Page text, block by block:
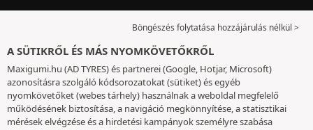
Böngészés folytatása hozzájárulás nélkül >
A SÜTIKRŐL ÉS MÁS NYOMKÖVETŐKRŐL
Maxigumi.hu (AD TYRES) és partnerei (Google, Hotjar, Microsoft)
azonosításra szolgáló kódsorozatokat (sütiket) és egyéb
nyomkövetőket (webes tárhely) használnak a weboldal megfelelő
működésének biztosítása, a navigáció megkönnyítése, a statisztikai
mérések elvégzése és a hirdetési kampányok személyre szabása